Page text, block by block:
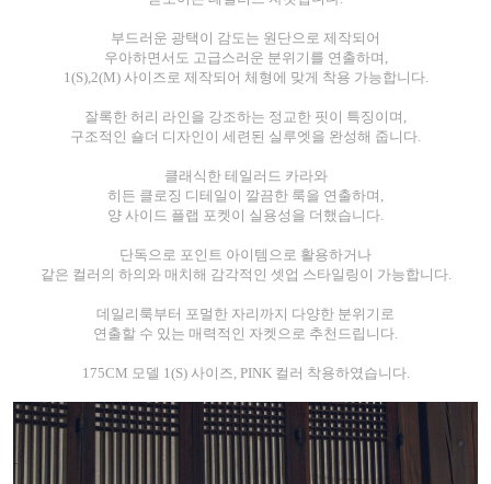
부드러운 광택이 감도는 원단으로 제작되어
우아하면서도 고급스러운 분위기를 연출하며,
1(S),2(M) 사이즈로 제작되어 체형에 맞게 착용 가능합니다.
잘록한 허리 라인을 강조하는 정교한 핏이 특징이며,
구조적인 숄더 디자인이 세련된 실루엣을 완성해 줍니다.
클래식한 테일러드 카라와
히든 클로징 디테일이 깔끔한 룩을 연출하며,
양 사이드 플랩 포켓이 실용성을 더했습니다.
단독으로 포인트 아이템으로 활용하거나
같은 컬러의 하의와 매치해 감각적인 셋업 스타일링이 가능합니다.
데일리룩부터 포멀한 자리까지 다양한 분위기로
연출할 수 있는 매력적인 자켓으로 추천드립니다.
175CM 모델 1(S) 사이즈, PINK 컬러 착용하였습니다.